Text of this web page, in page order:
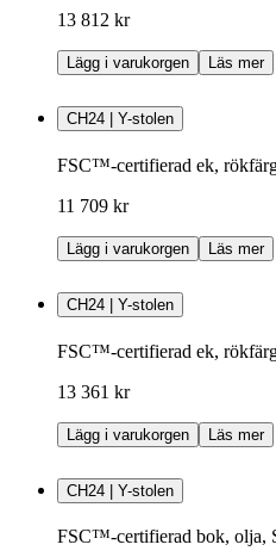
13 812 kr
Lägg i varukorgen Läs mer
CH24 | Y-stolen
FSC™-certifierad ek,
11 709 kr
Lägg i varukorgen Läs mer
CH24 | Y-stolen
FSC™-certifierad ek,
13 361 kr
Lägg i varukorgen Läs mer
CH24 | Y-stolen
FSC™-certifierad bok, olja,